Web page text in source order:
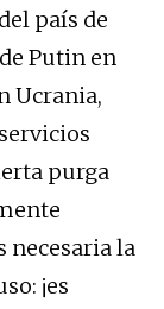
país de
Putin en
Ucrania,
purga
necesaria la
¡es